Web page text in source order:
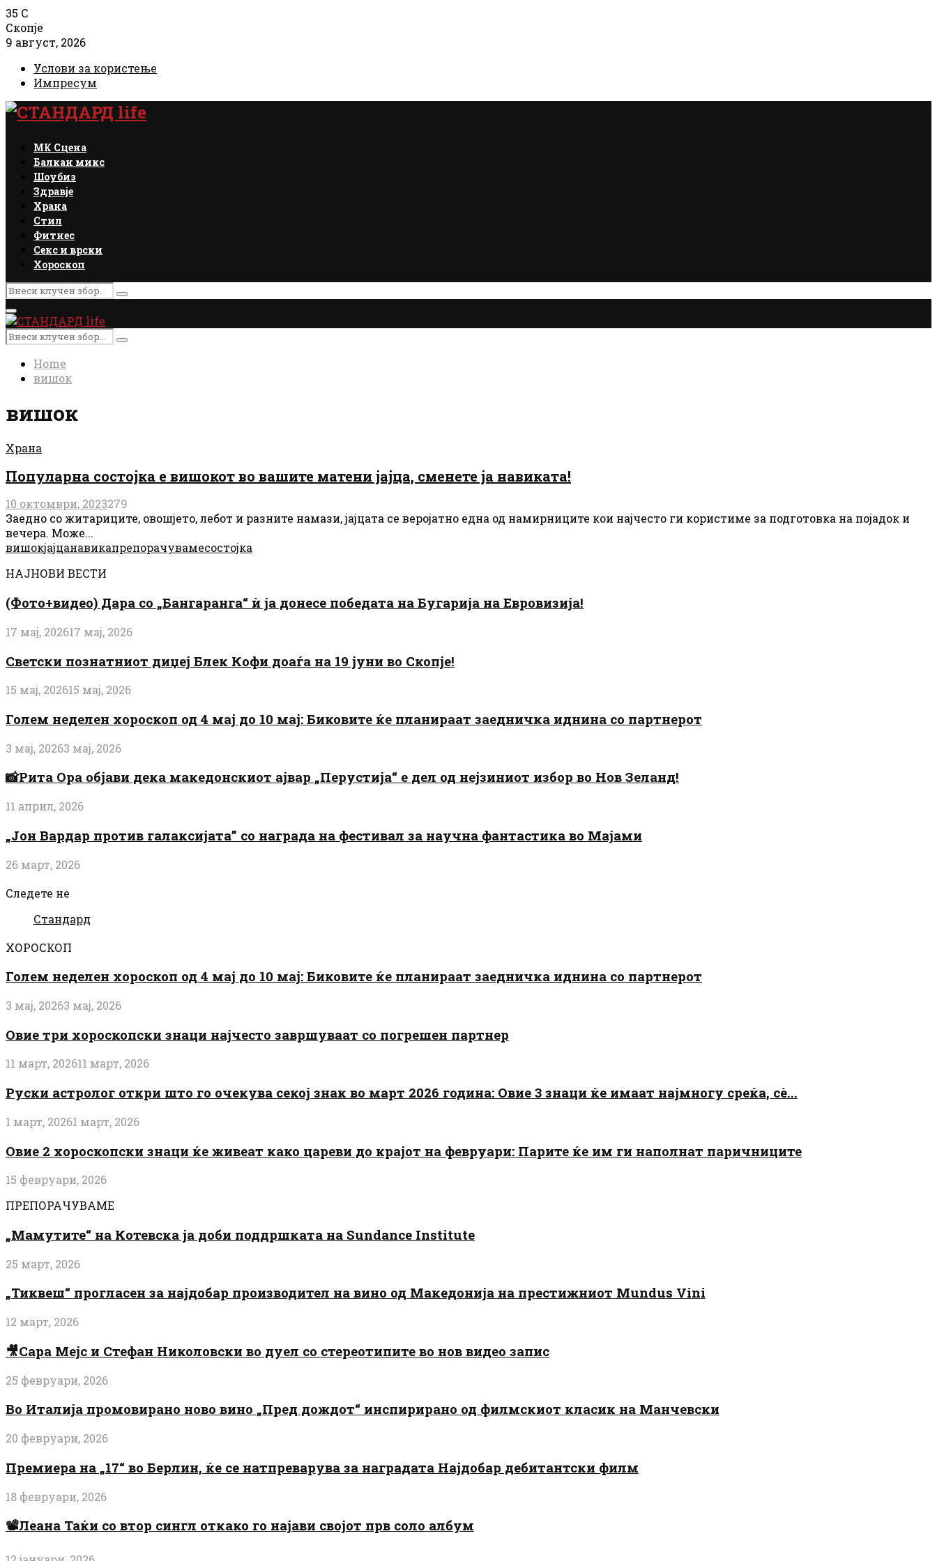
35 C
Скопје
9 август, 2026
Услови за користење
Импресум
Facebook
Instagram
Email
Rss
МК Сцена
Балкан микс
Шоубиз
Здравје
Храна
Стил
Фитнес
Секс и врски
Хороскоп
Search
for:
Search
Primary
Menu
Search
for:
Search
Home
вишок
вишок
Храна
Популарна состојка е вишокот во вашите матени јајца, сменете ја навиката!
10 октомври, 2023279
Заедно со житариците, овошјето, лебот и разните намази, јајцата се веројатно една од намирниците кои најчесто ги користиме за подготовка на појадок и
вечера. Може...
вишокјајцанавикапрепорачувамесостојка
НАЈНОВИ ВЕСТИ
(Фото+видео) Дара со „Бангаранга“ ѝ ја донесе победата на Бугарија на Евровизија!
17 мај, 202617 мај, 2026
Светски познатниот диџеј Блек Кофи доаѓа на 19 јуни во Скопје!
15 мај, 202615 мај, 2026
Голем неделен хороскоп од 4 мај до 10 мај: Биковите ќе планираат заедничка иднина со партнерот
3 мај, 20263 мај, 2026
📸Рита Ора објави дека македонскиот ајвар „Перустија“ е дел од нејзиниот избор во Нов Зеланд!
11 април, 2026
„Јон Вардар против галаксијата” со награда на фестивал за научна фантастика во Мајами
26 март, 2026
Следете не
Стандард
ХОРОСКОП
Голем неделен хороскоп од 4 мај до 10 мај: Биковите ќе планираат заедничка иднина со партнерот
3 мај, 20263 мај, 2026
Овие три хороскопски знаци најчесто завршуваат со погрешен партнер
11 март, 202611 март, 2026
Руски астролог откри што го очекува секој знак во март 2026 година: Овие 3 знаци ќе имаат најмногу среќа, сè...
1 март, 20261 март, 2026
Овие 2 хороскопски знаци ќе живеат како цареви до крајот на февруари: Парите ќе им ги наполнат паричниците
15 февруари, 2026
ПРЕПОРАЧУВАМЕ
„Мамутите“ на Котевска ја доби поддршката на Sundance Institute
25 март, 2026
„Тиквеш“ прогласен за најдобар производител на вино од Македонија на престижниот Mundus Vini
12 март, 2026
🎥Сара Мејс и Стефан Николовски во дуел со стереотипите во нов видео запис
25 февруари, 2026
Во Италија промовирано ново вино „Пред дождот“ инспирирано од филмскиот класик на Манчевски
20 февруари, 2026
Премиера на „17“ во Берлин, ќе се натпреварува за наградата Најдобар дебитантски филм
18 февруари, 2026
📽️Леана Таќи со втор сингл откако го најави својот прв соло албум